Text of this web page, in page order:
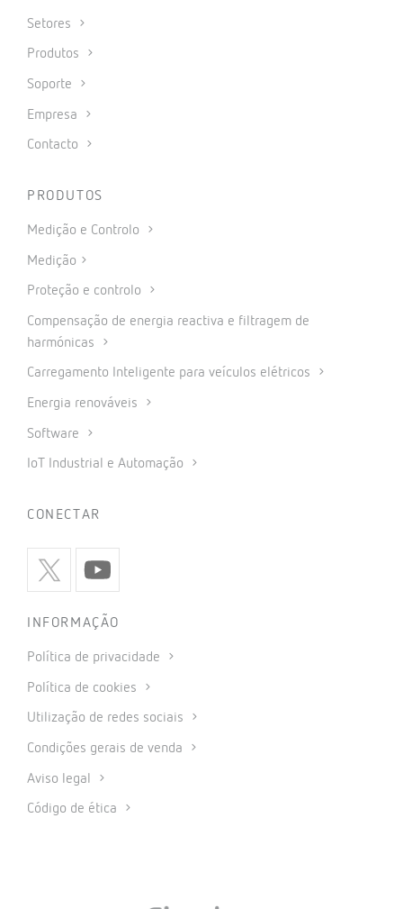
Setores
Produtos
Soporte
Empresa
Contacto
PRODUTOS
Medição e Controlo
Medição
Proteção e controlo
Compensação de energia reactiva e filtragem de
harmónicas
Carregamento Inteligente para veículos elétricos
Energia renováveis
Software
IoT Industrial e Automação
CONECTAR
INFORMAÇÃO
Política de privacidade
Política de cookies
Utilização de redes sociais
Condições gerais de venda
Aviso legal
Código de ética